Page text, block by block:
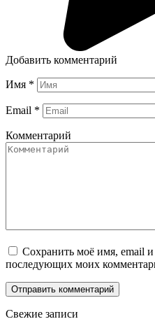
Добавить комментарий
Имя *
Email *
Комментарий
Сохранить моё имя, email и
последующих моих
Свежие записи